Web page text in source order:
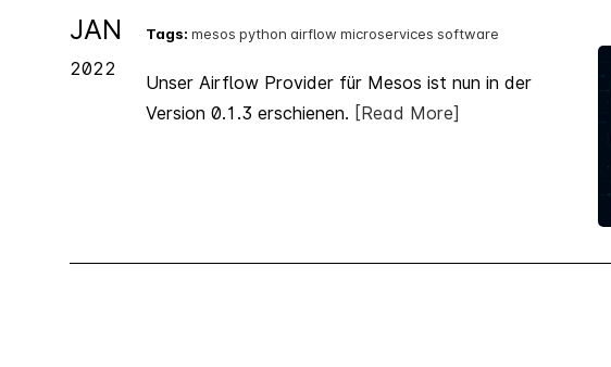
JAN
2022
Tags: mesos python airflow microservices software
Unser Airflow Provider für Mesos ist nun in der
Version 0.1.3 erschienen. [Read More]